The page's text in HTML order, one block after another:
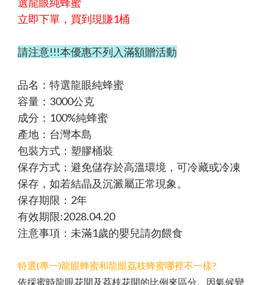
立即下單，買到現賺1桶
請注意!!!本優惠不列入滿額贈活動
品名：特選龍眼純蜂蜜
容量：3000公克
成分：100%純蜂蜜
產地：台灣本島
包裝方式：塑膠桶裝
保存方式：避免儲存於高溫環境，可冷藏或冷凍
保存，如若結晶及沉澱屬正常現象。
保存期限：2年
有效期限:2028.04.20
注意事項：未滿1歲的嬰兒請勿餵食
特選(專一)龍眼蜂蜜和龍眼荔枝蜂蜜哪裡不一樣?
依採蜜時龍眼花開及荔枝花開的比例來區分。因氣候變